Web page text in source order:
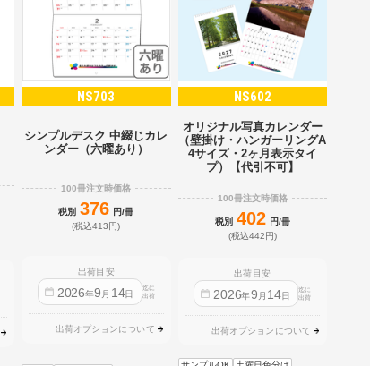
NS703
シンプルデスク 中綴じカレ
ンダー（六曜あり）
100冊注文時価格
税別 376 円/冊
(税込413円)
出荷目安
2026年9 月 14日
迄に
出荷
出荷オプションについて
NS602
オリジナル写真カレンダー
（壁掛け・ハンガーリングA
4サイズ・2ヶ月表示タイ
プ）【代引不可】
100冊注文時価格
税別 402 円/冊
(税込442円)
出荷目安
2026年9 月 14日
迄に
出荷
出荷オプションについて